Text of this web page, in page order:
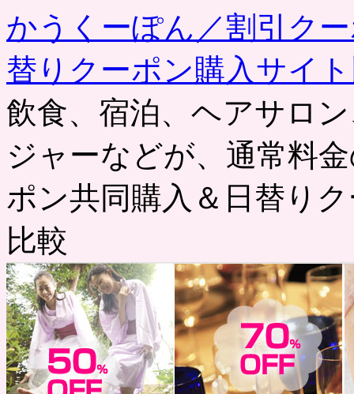
かうくーぽん／割引ク
替りクーポン購入サイ
飲食、宿泊、ヘアサロ
ジャーなどが、通常料
ポン共同購入＆日替り
比較